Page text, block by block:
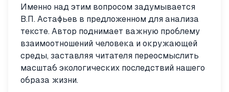
Именно над этим вопросом задумывается
В.П. Астафьев в предложенном для анализа
тексте. Автор поднимает важную проблему
взаимоотношений человека и окружающей
среды, заставляя читателя переосмыслить
масштаб экологических последствий нашего
образа жизни.